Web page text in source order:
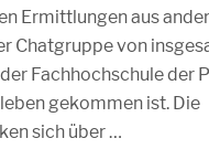
Ermittlungen aus
Chatgruppe von
Fachhochschule der
gekommen ist. Die
sich über …